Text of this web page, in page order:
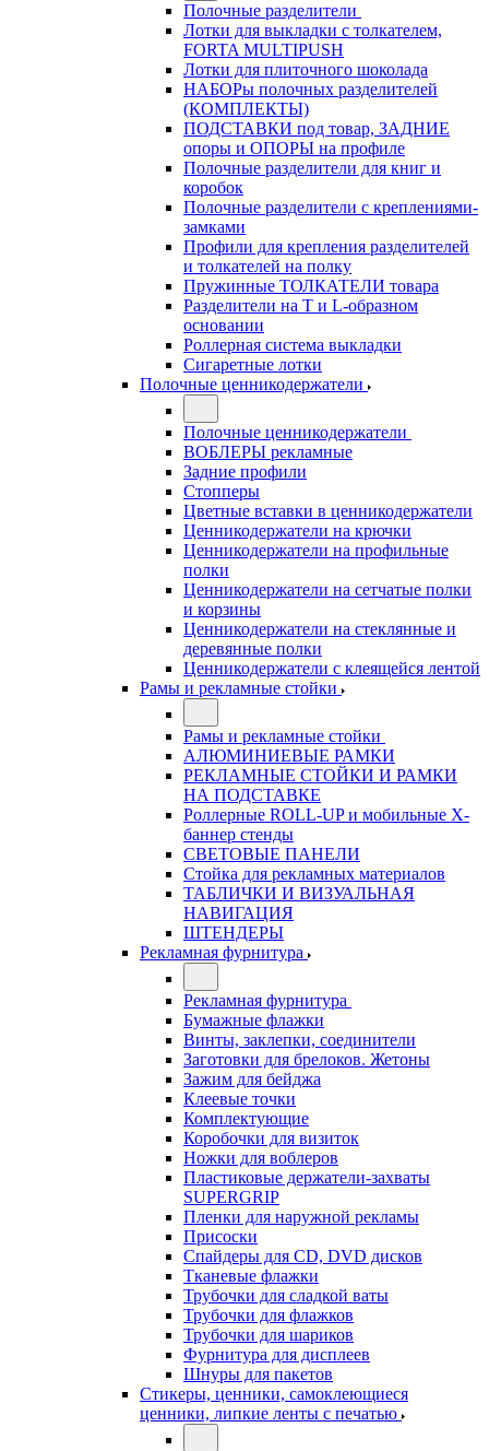
Полочные разделители
Лотки для выкладки с толкателем,
FORTA MULTIPUSH
Лотки для плиточного шоколада
НАБОРы полочных разделителей
(КОМПЛЕКТЫ)
ПОДСТАВКИ под товар, ЗАДНИЕ
опоры и ОПОРЫ на профиле
Полочные разделители для книг и
коробок
Полочные разделители с креплениями-
замками
Профили для крепления разделителей
и толкателей на полку
Пружинные ТОЛКАТЕЛИ товара
Разделители на Т и L-образном
основании
Роллерная система выкладки
Сигаретные лотки
Полочные ценникодержатели
Полочные ценникодержатели
ВОБЛЕРЫ рекламные
Задние профили
Стопперы
Цветные вставки в ценникодержатели
Ценникодержатели на крючки
Ценникодержатели на профильные
полки
Ценникодержатели на сетчатые полки
и корзины
Ценникодержатели на стеклянные и
деревянные полки
Ценникодержатели с клеящейся лентой
Рамы и рекламные стойки
Рамы и рекламные стойки
АЛЮМИНИЕВЫЕ РАМКИ
РЕКЛАМНЫЕ СТОЙКИ И РАМКИ
НА ПОДСТАВКЕ
Роллерные ROLL-UP и мобильные X-
баннер стенды
СВЕТОВЫЕ ПАНЕЛИ
Стойка для рекламных материалов
ТАБЛИЧКИ И ВИЗУАЛЬНАЯ
НАВИГАЦИЯ
ШТЕНДЕРЫ
Рекламная фурнитура
Рекламная фурнитура
Бумажные флажки
Винты, заклепки, соединители
Заготовки для брелоков. Жетоны
Зажим для бейджа
Клеевые точки
Комплектующие
Коробочки для визиток
Ножки для воблеров
Пластиковые держатели-захваты
SUPERGRIP
Пленки для наружной рекламы
Присоски
Спайдеры для CD, DVD дисков
Тканевые флажки
Трубочки для сладкой ваты
Трубочки для флажков
Трубочки для шариков
Фурнитура для дисплеев
Шнуры для пакетов
Стикеры, ценники, самоклеющиеся
ценники, липкие ленты с печатью